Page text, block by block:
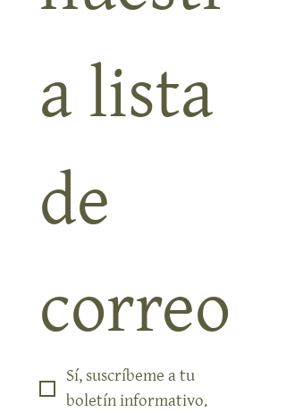
a lista
de
correo
Sí, suscríbeme a tu
boletín informativo.